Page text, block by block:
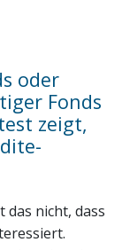
oder
Fonds
zeigt,
nicht, dass